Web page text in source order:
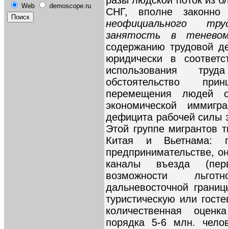
Web demoscope.ru
СНГ, вполне
неофициального
занятость в
содержанию трудовой
юридически в
использования
обстоятельство
перемещения людей
экономической
дефицита рабочей силы
Этой группе мигрантов
Китая и Вьетнама:
предпринимательстве,
каналы въезда
возможности
дальневосточной
туристическую или
количественная
порядка 5-6 млн.